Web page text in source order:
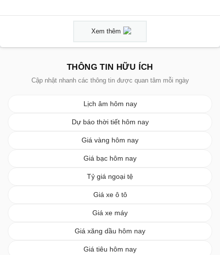
Xem thêm
THÔNG TIN HỮU ÍCH
Cập nhật nhanh các thông tin được quan tâm mỗi ngày
Lịch âm hôm nay
Dự báo thời tiết hôm nay
Giá vàng hôm nay
Giá bạc hôm nay
Tỷ giá ngoại tệ
Giá xe ô tô
Giá xe máy
Giá xăng dầu hôm nay
Giá tiêu hôm nay